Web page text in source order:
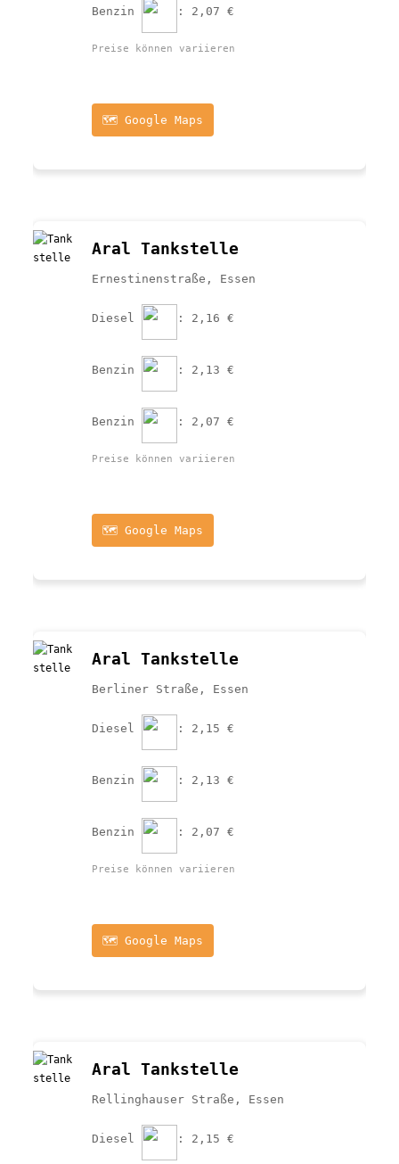
Benzin : 2,07 €
Preise können variieren
🗺️ Google Maps
Aral Tankstelle
Ernestinenstraße, Essen
Diesel : 2,16 €
Benzin : 2,13 €
Benzin : 2,07 €
Preise können variieren
🗺️ Google Maps
Aral Tankstelle
Berliner Straße, Essen
Diesel : 2,15 €
Benzin : 2,13 €
Benzin : 2,07 €
Preise können variieren
🗺️ Google Maps
Aral Tankstelle
Rellinghauser Straße, Essen
Diesel : 2,15 €